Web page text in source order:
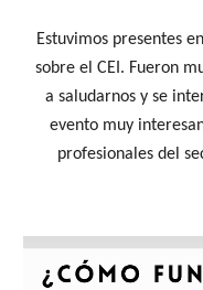
Estuvimos presentes
sobre el CEI. Fueron
a saludarnos y se
evento muy
profesionales del